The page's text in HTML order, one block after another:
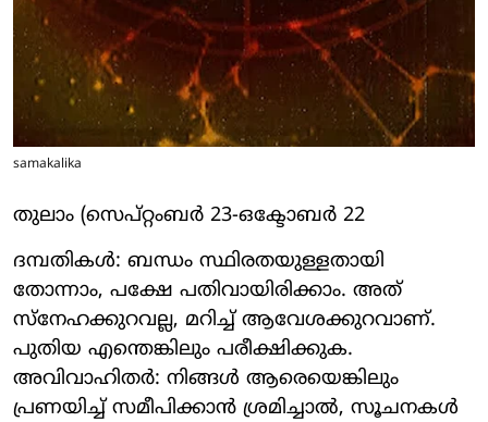
samakalika
തുലാം (സെപ്റ്റംബര്‍ 23-ഒക്ടോബര്‍ 22
ദമ്പതികള്‍: ബന്ധം സ്ഥിരതയുള്ളതായി
തോന്നാം, പക്ഷേ പതിവായിരിക്കാം. അത്
സ്‌നേഹക്കുറവല്ല, മറിച്ച് ആവേശക്കുറവാണ്.
പുതിയ എന്തെങ്കിലും പരീക്ഷിക്കുക.
അവിവാഹിതര്‍: നിങ്ങള്‍ ആരെയെങ്കിലും
പ്രണയിച്ച് സമീപിക്കാന്‍ ശ്രമിച്ചാല്‍, സൂചനകള്‍